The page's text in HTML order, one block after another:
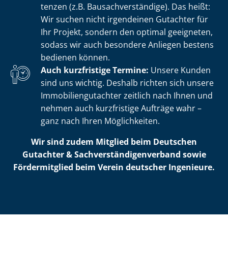
ten­zen (z.B. Bau­sach­ver­stän­di­ge). Das heißt:
Wir suchen nicht irgendeinen Gutachter für
Ihr Projekt, sondern den optimal geeigneten,
sodass wir auch besondere Anliegen bestens
bedienen können.
Auch kurzfristige Termine: Unsere Kunden
sind uns wichtig. Deshalb richten sich unsere
Im­mo­bi­li­en­gut­ach­ter zeitlich nach Ihnen und
nehmen auch kurzfristige Aufträge wahr –
ganz nach Ihren Möglichkeiten.
Wir sind zudem Mitglied beim Deutschen
Gutachter & Sach­ver­stän­di­gen­ver­band sowie
Fördermitglied beim Verein deutscher Ingenieure.